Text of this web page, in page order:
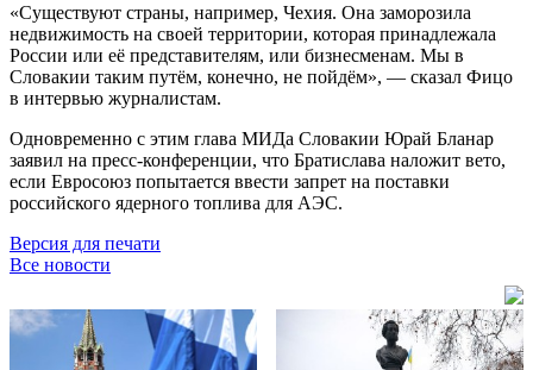
«Существуют страны, например, Чехия. Она заморозила
недвижимость на своей территории, которая принадлежала
России или её представителям, или бизнесменам. Мы в
Словакии таким путём, конечно, не пойдём», — сказал Фицо
в интервью журналистам.
Одновременно с этим глава МИДа Словакии Юрай Бланар
заявил на пресс-конференции, что Братислава наложит вето,
если Евросоюз попытается ввести запрет на поставки
российского ядерного топлива для АЭС.
Версия для печати
Все новости